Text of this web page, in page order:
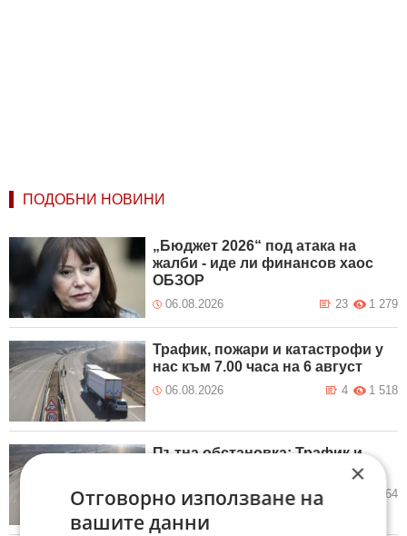
ПОДОБНИ НОВИНИ
„Бюджет 2026“ под атака на
жалби - иде ли финансов хаос
ОБЗОР
06.08.2026 1 279
23
Трафик, пожари и катастрофи у
нас към 7.00 часа на 6 август
06.08.2026 1 518
4
Пътна обстановка: Трафик и
05.08.2026 1 264
×
Отговорно използване на
вашите данни